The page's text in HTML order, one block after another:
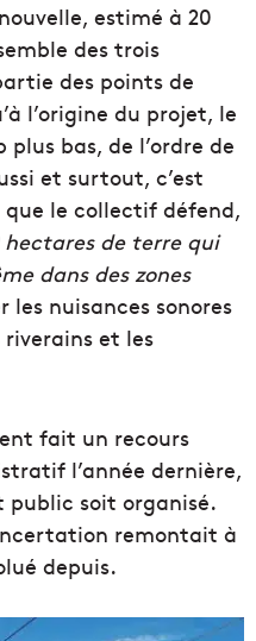
estimé à 20
des trois
des points de
l’origine du projet, le
bas, de l’ordre de
et surtout, c’est
le collectif défend,
hectares de terre qui
dans des zones
les nuisances sonores
et les
fait un recours
l’année dernière,
public soit organisé.
remontait à
depuis.